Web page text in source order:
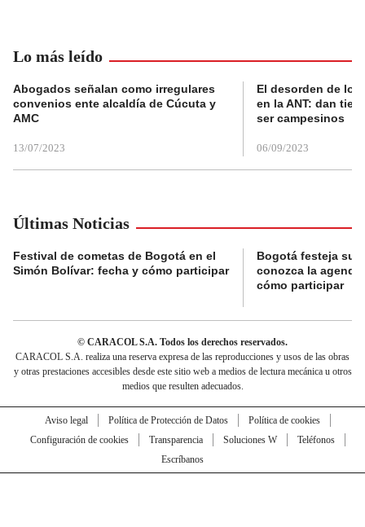
Lo más leído
Abogados señalan como irregulares
convenios ente alcaldía de Cúcuta y
AMC
13/07/2023
El desorden de
en la ANT: dan
ser campesinos
06/09/2023
Últimas Noticias
Festival de cometas de Bogotá en el
Simón Bolívar: fecha y cómo participar
Bogotá festeja su
conozca la
cómo participar
© CARACOL S.A. Todos los derechos reservados.
CARACOL S.A. realiza una reserva expresa de las reproducciones y usos de las obras
y otras prestaciones accesibles desde este sitio web a medios de lectura mecánica u otros
medios que resulten adecuados.
Aviso legal Política de Protección de Datos
Política de cookies
Configuración de cookies
Transparencia Soluciones W
Teléfonos
Escríbanos